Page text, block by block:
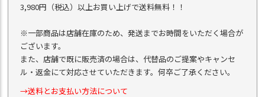
3,980円（税込）以上お買い上げで送料無料！！
※一部商品は店舗在庫のため、発送までお時間をいただく場合が
ございます。
また、店舗で既に販売済の場合は、代替品のご提案やキャンセ
ル・返金にて対応させていただきます。何卒ご了承ください。
→送料とお支払い方法について